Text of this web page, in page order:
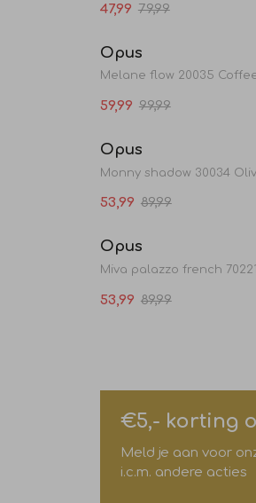
47,99 79,99
Opus
Melane flow 20035
59,99 99,99
Opus
Monny shadow 30034
53,99 89,99
Opus
53,99 89,99
€5,- korting
Meld je aan voor
i.c.m. andere acties